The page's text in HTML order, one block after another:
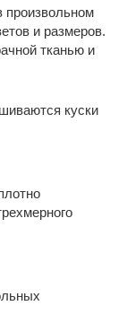
произвольном
и размеров.
тканью и
куски